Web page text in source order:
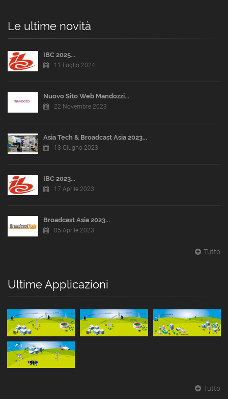
Le ultime novità
IBC 2025...
11 Luglio 2024
Nuovo Sito Web Mandozzi...
22 Novembre 2023
Asia Tech & Broadcast Asia 2023...
13 Giugno 2023
IBC 2023...
17 Aprile 2023
Broadcast Asia 2023...
05 Aprile 2023
Tutto
Ultime Applicazioni
Tutto